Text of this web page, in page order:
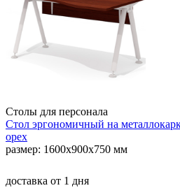
Столы для персонала
Стол эргономичный на
орех
размер: 1600x900x750 мм
доставка от 1 дня